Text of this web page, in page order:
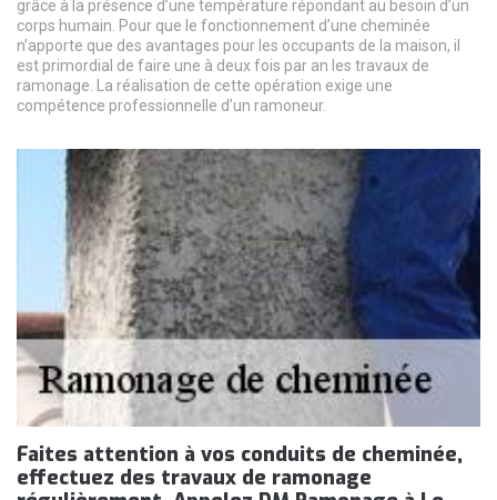
grâce à la présence d’une température répondant au besoin d’un
corps humain. Pour que le fonctionnement d’une cheminée
n’apporte que des avantages pour les occupants de la maison, il
est primordial de faire une à deux fois par an les travaux de
ramonage. La réalisation de cette opération exige une
compétence professionnelle d’un ramoneur.
Faites attention à vos conduits de cheminée,
effectuez des travaux de ramonage